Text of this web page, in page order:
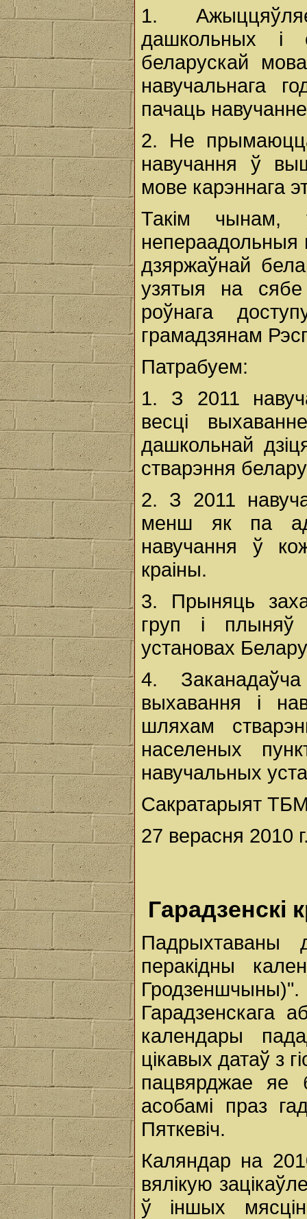
1.
дашкольных і
беларускай
навучальнага
пачаць
2. Не
навучання ў
мове карэннага
Такім чынам,
непераадольныя
дзяржаўнай
узятыя на сябе
роўнага
грамадзянам
Патрабуем:
1. З 2011
весці
дашкольнай
стварэння
2. З 2011
менш як па
навучання ў
краіны.
3. Прыняць
груп і
установах
4.
выхавання і
шляхам
населеных
навучальных
Сакратарыят
27 верасня 2010
Гарадзенскі
Падрыхтаваны
перакідны
Гарадзенскага
календары
цікавых датаў з
пацвярджае яе
асобамі праз
Пяткевіч.
Каляндар на
вялікую
ў іншых